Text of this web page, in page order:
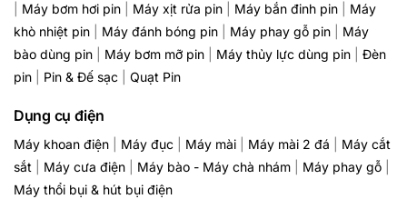
Máy bơm hơi pin Máy xịt rửa pin Máy bắn đinh pin
Máy
khò nhiệt pin
Máy đánh bóng pin Máy phay gỗ pin
Máy
bào dùng pin
Máy bơm mỡ pin Máy thủy lực dùng pin
Đèn
pin
Pin & Đế sạc Quạt Pin
Dụng cụ điện
Máy khoan điện Máy đục Máy mài Máy mài 2 đá
Máy cắt
sắt
Máy cưa điện Máy bào - Máy chà nhám Máy phay gỗ
Máy thổi bụi & hút bụi điện